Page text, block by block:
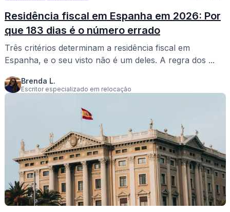
Residência fiscal em Espanha em 2026: Por
que 183 dias é o número errado
Três critérios determinam a residência fiscal em
Espanha, e o seu visto não é um deles. A regra dos ...
Brenda L.
Escritor especializado em relocação